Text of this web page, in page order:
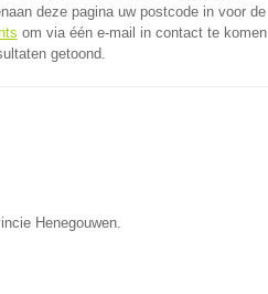
deze pagina uw postcode in voor de
om via één e-mail in contact te komen
getoond.
Henegouwen.